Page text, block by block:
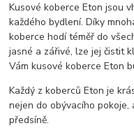
Kusové koberce Eton jsou
každého bydlení. Díky
koberce hodí téměř do
jasné a zářivé, lze jej čistit
Vám kusové koberce Eton
Každý z koberců Eton je
nejen do obývacího
předsíně.